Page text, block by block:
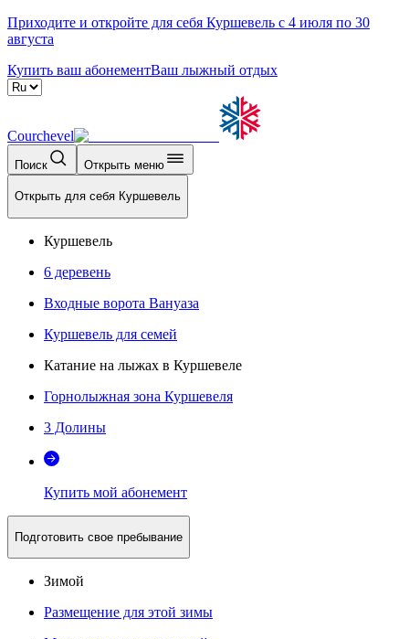
Приходите и откройте для себя Куршевель с 4 июля по 30
августа
Купить ваш абонементВаш лыжный отдых
Courchevel
Поиск Открыть меню
Открыть для себя Куршевель
Куршевель
6 деревень
Входные ворота Вануаза
Куршевель для семей
Катание на лыжах в Куршевеле
Горнолыжная зона Куршевеля
3 Долины
Купить мой абонемент
Подготовить свое пребывание
Зимой
Размещение для этой зимы